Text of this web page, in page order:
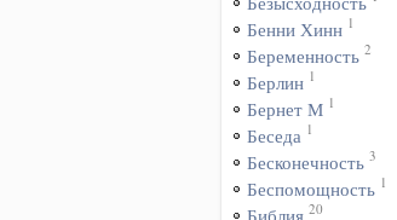
Бенни Хинн 1
Беременность 2
Берлин 1
Бернет М 1
Беседа 1
Бесконечность 3
Беспомощность 1
20